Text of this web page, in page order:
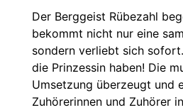
Der Berggeist Rübezahl
bekommt nicht nur eine
sondern verliebt sich
die Prinzessin haben! Die
Umsetzung überzeugt und
Zuhörerinnen und Zuhörer